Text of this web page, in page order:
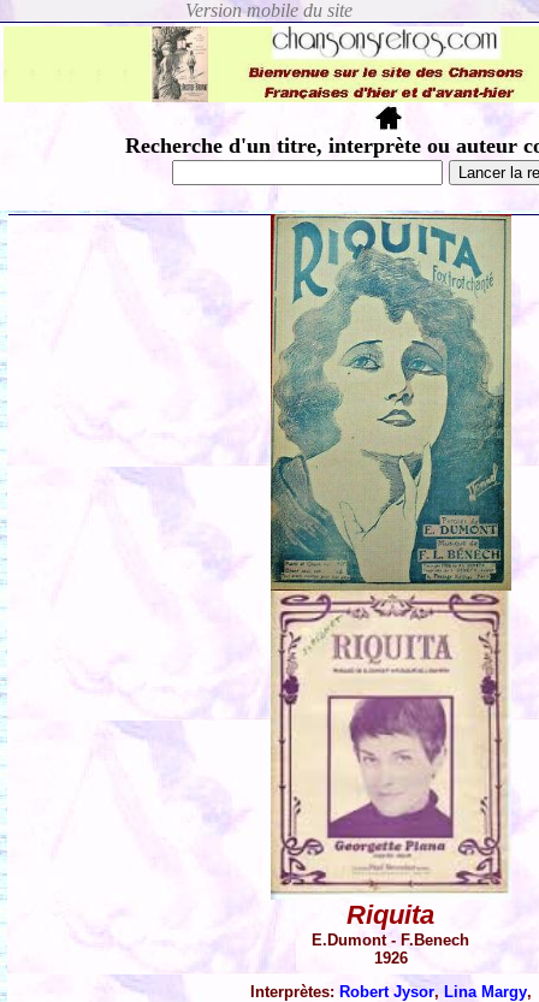
Recherche d'un titre, interprète ou auteur
Riquita
E.Dumont - F.Benech
1926
Interprètes: Robert Jysor, Lina Margy,